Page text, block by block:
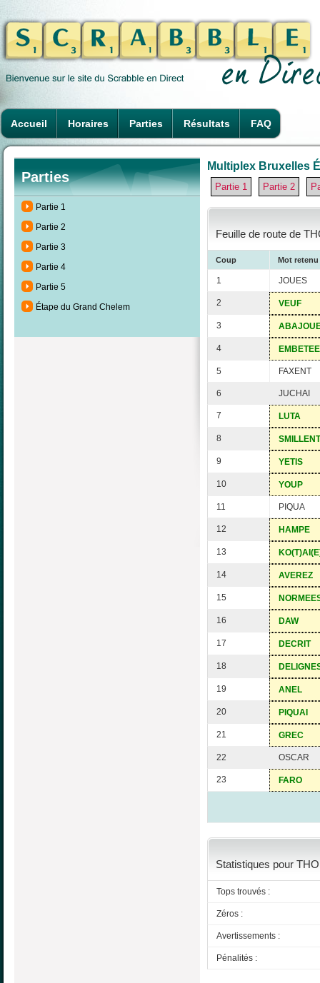
Accueil Horaires Parties Résultats FAQ
Parties
Partie 1
Partie 2
Partie 3
Partie 4
Partie 5
Étape du Grand Chelem
Multiplex Bruxelles
Partie 1 Partie 2
Feuille de route de
Coup Mot retenu
1 JOUES
2 VEUF
3
4
5 FAXENT
6 JUCHAI
7 LUTA
8 SMILLENT
9 YETIS
10 YOUP
11 PIQUA
12 HAMPE
13
14 AVEREZ
15
16 DAW
17 DECRIT
18
19 ANEL
20 PIQUAI
21 GREC
22 OSCAR
23 FARO
Statistiques pour
Tops trouvés :
Zéros :
Avertissements :
Pénalités :